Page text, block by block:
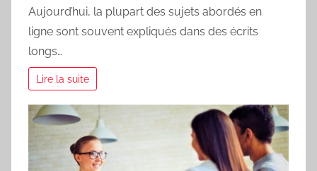
Aujourd’hui, la plupart des sujets abordés en
ligne sont souvent expliqués dans des écrits
longs…
Lire la suite